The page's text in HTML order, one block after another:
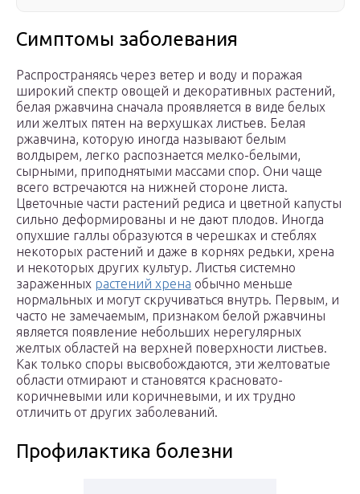
Симптомы заболевания
Распространяясь через ветер и воду и поражая
широкий спектр овощей и декоративных растений,
белая ржавчина сначала проявляется в виде белых
или желтых пятен на верхушках листьев. Белая
ржавчина, которую иногда называют белым
волдырем, легко распознается мелко-белыми,
сырными, приподнятыми массами спор. Они чаще
всего встречаются на нижней стороне листа.
Цветочные части растений редиса и цветной капусты
сильно деформированы и не дают плодов. Иногда
опухшие галлы образуются в черешках и стеблях
некоторых растений и даже в корнях редьки, хрена
и некоторых других культур. Листья системно
зараженных растений хрена обычно меньше
нормальных и могут скручиваться внутрь. Первым, и
часто не замечаемым, признаком белой ржавчины
является появление небольших нерегулярных
желтых областей на верхней поверхности листьев.
Как только споры высвобождаются, эти желтоватые
области отмирают и становятся красновато-
коричневыми или коричневыми, и их трудно
отличить от других заболеваний.
Профилактика болезни